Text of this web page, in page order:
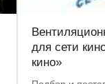
для сети
кино»